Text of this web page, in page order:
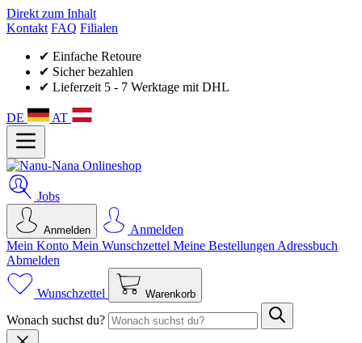
Direkt zum Inhalt
Kontakt FAQ Filialen
✔ Einfache Retoure
✔ Sicher bezahlen
✔ Lieferzeit 5 - 7 Werktage mit DHL
DE AT
Jobs
Anmelden
Anmelden
Mein Konto Mein Wunsch­zettel Meine Bestellungen Adressbuch
Abmelden
Wunschzettel Warenkorb
Wonach suchst du?